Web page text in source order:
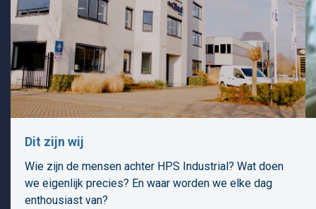
Dit zijn wij
Wie zijn de mensen achter HPS Industrial? Wat doen
we eigenlijk precies? En waar worden we elke dag
enthousiast van?